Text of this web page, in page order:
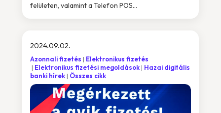
felületen, valamint a Telefon POS...
2024.09.02.
Azonnali fizetés
Elektronikus fizetés
Elektronikus fizetési megoldások
Hazai digitális
banki hírek
Összes cikk